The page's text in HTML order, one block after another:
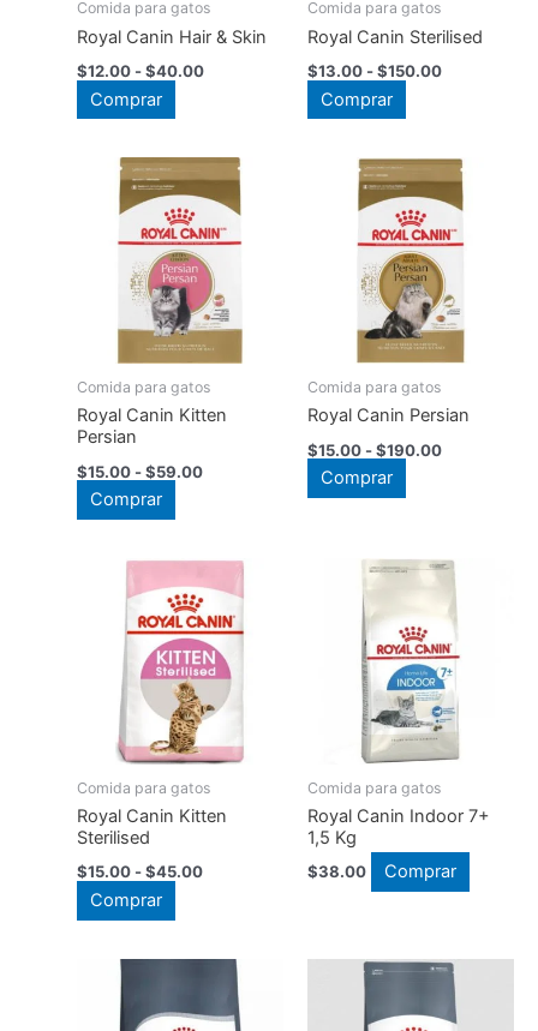
en
la
página
producto
la
página
de
Comida para gatos
Royal Canin Hair & Skin
$12.00 - $40.00Rango
hasta
$40.00
Comprar
tiene
múltiples
variantes.
Las
opciones
se
pueden
elegir
en
la
de
Comida para gatos
Royal Canin Sterilised
$13.00 -$150.00Rango
hasta
$150.00
Comprar
tiene
múltiples
variantes.
Las
opciones
se
pueden
elegir
en
la
página
producto
Comida para gatos
Royal Canin Kitten
Persian
$15.00 - $59.00Rango
hasta
$59.00
Comprar
tiene
múltiples
variantes.
Las
opciones
se
pueden
elegir
en
la
de
Comida para gatos
Royal Canin Persian
$15.00 -$190.00Rango
$190.00
Comprar
múltiples
variantes.
Las
opciones
se
pueden
elegir
en
la
página
de
producto
Comida para gatos
Royal Canin Kitten
Sterilised
$15.00 - $45.00Rango
hasta
$45.00
Comprar
tiene
múltiples
variantes.
Comida para gatos
Royal Canin Indoor 7+
1,5 Kg
$38.00 Comprar